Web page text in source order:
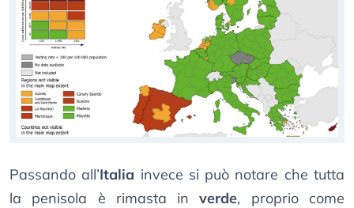
Passando all’Italia invece si può notare che tutta
la penisola è rimasta inverde, proprio come